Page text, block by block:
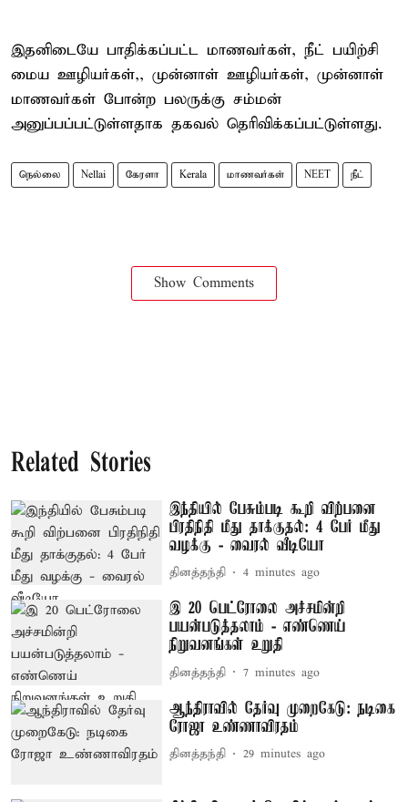
இதனிடையே பாதிக்கப்பட்ட மாணவர்கள், நீட் பயிற்சி
மைய ஊழியர்கள்,, முன்னாள் ஊழியர்கள், முன்னாள்
மாணவர்கள் போன்ற பலருக்கு சம்மன்
அனுப்பப்பட்டுள்ளதாக தகவல் தெரிவிக்கப்பட்டுள்ளது.
நெல்லை Nellai கேரளா Kerala மாணவர்கள் NEET நீட்
Show Comments
Related Stories
இந்தியில் பேசும்படி கூறி விற்பனை
பிரதிநிதி மீது தாக்குதல்: 4 பேர் மீது
வழக்கு - வைரல் வீடியோ
தினத்தந்தி 4 minutes ago
இ 20 பெட்ரோலை அச்சமின்றி
பயன்படுத்தலாம் - எண்ணெய்
நிறுவனங்கள் உறுதி
தினத்தந்தி 7 minutes ago
ஆந்திராவில் தேர்வு முறைகேடு: நடிகை
ரோஜா உண்ணாவிரதம்
தினத்தந்தி 29 minutes ago